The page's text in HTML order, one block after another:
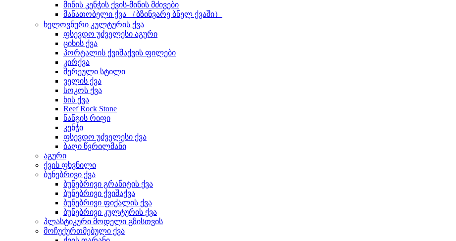
მინის კენჭის ქვის-მინის მძივები
მანათობელი ქვა （ბზინვარე ბნელ ქვაში）
ხელოვნური კულტურის ქვა
ფსევდო უძველესი აგური
ციხის ქვა
პორტალის ქვიშაქვის ფილები
კირქვა
შერეული სტილი
ველის ქვა
სოკოს ქვა
ხის ქვა
Reef Rock Stone
ნანგის რიფი
კენჭი
ფსევდო უძველესი ქვა
ბაღი წვრილმანი
აგური
ქვის ფხვნილი
ბუნებრივი ქვა
ბუნებრივი გრანიტის ქვა
ბუნებრივი ქვიშაქვა
ბუნებრივი ფიქალის ქვა
ბუნებრივი კულტურის ქვა
პლასტიკური მოდელი გზისთვის
მოჩუქურთმებული ქვა